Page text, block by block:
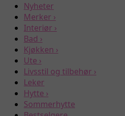
Nyheter
Merker ›
Interiør ›
Bad ›
Kjøkken ›
Ute ›
Livsstil og tilbehør ›
Leker
Hytte ›
Sommerhytte